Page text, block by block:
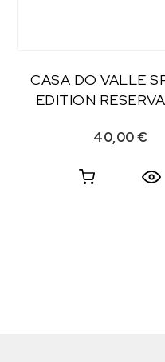
CASA DO VALLE
EDITION
40,00€